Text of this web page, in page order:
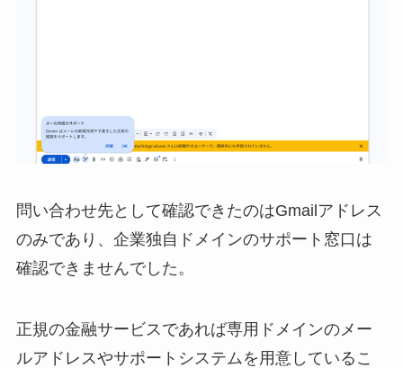
問い合わせ先として確認できたのはGmailアドレス
のみであり、企業独自ドメインのサポート窓口は
確認できませんでした。
正規の金融サービスであれば専用ドメインのメー
ルアドレスやサポートシステムを用意しているこ